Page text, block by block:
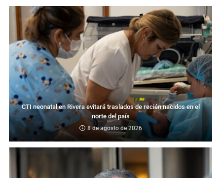
CTI neonatal en Rivera evitará traslados de recién nacidos en el
norte del país
8 de agosto de 2026